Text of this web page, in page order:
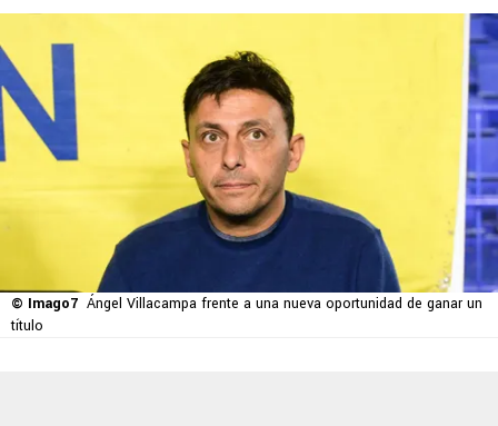
© Imago7 Ángel Villacampa frente a una nueva oportunidad de ganar un
título